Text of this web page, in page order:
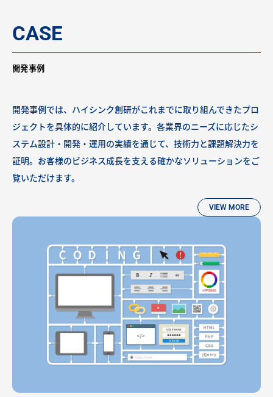
CASE
開発事例
開発事例では、ハイシンク創研がこれまでに取り組んできたプロ
ジェクトを具体的に紹介しています。各業界のニーズに応じたシ
ステム設計・開発・運用の実績を通じて、技術力と課題解決力を
証明。お客様のビジネス成長を支える確かなソリューションをご
覧いただけます。
VIEW MORE